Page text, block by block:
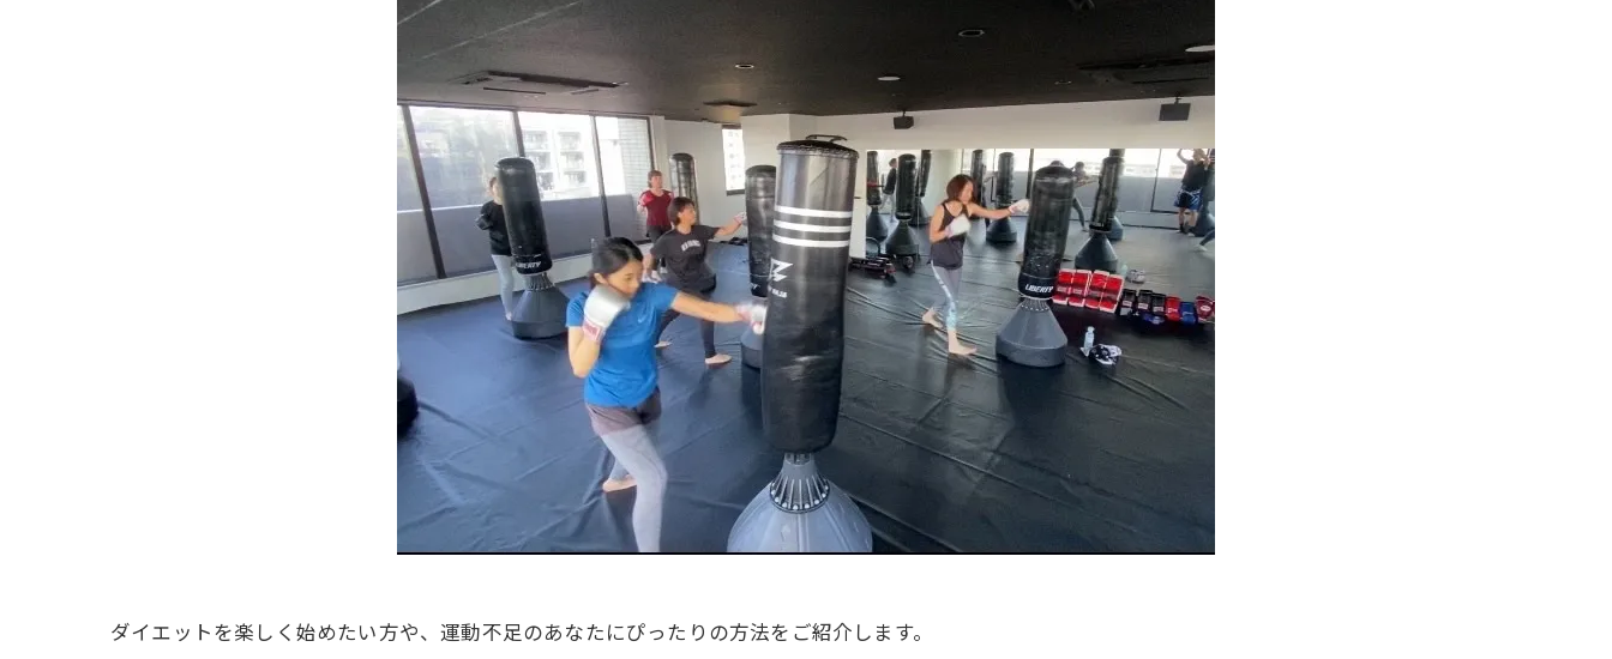
ダイエットを楽しく始めたい方や、運動不足のあなたにぴったりの方法をご紹介します。